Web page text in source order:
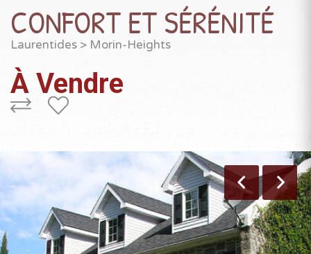
CONFORT ET SÉRÉNITÉ
Laurentides > Morin-Heights
À Vendre